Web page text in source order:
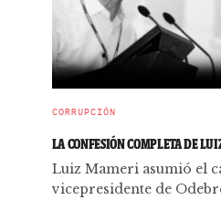
CORRUPCIÓN
LA CONFESIÓN COMPLETA DE
Luiz Mameri asumió el
vicepresidente de